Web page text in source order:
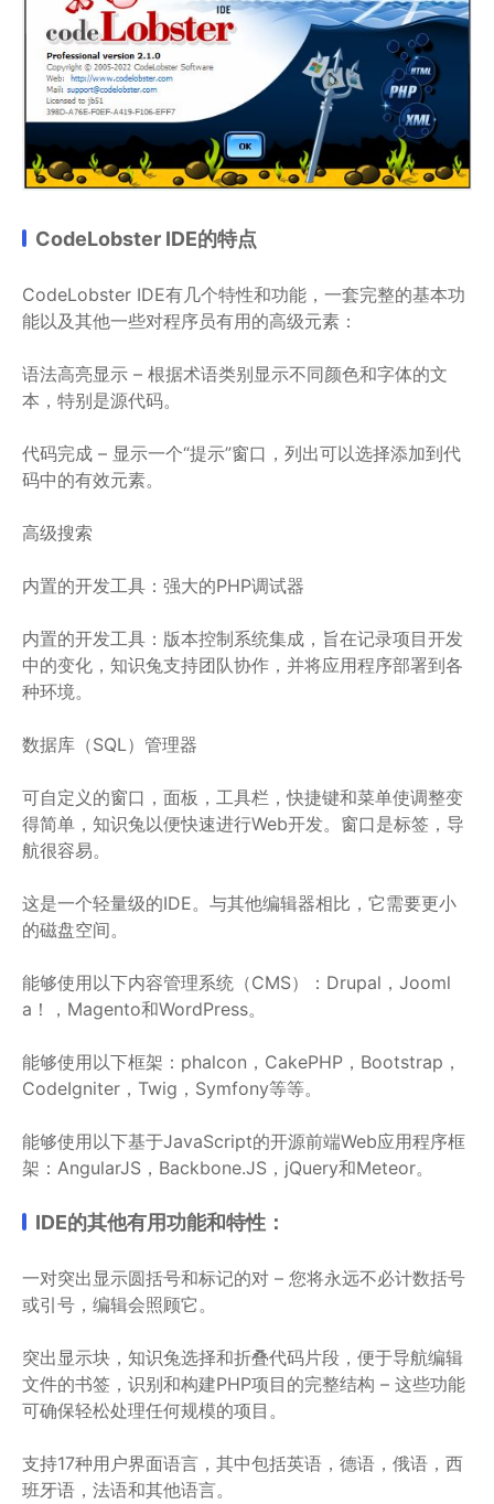
CodeLobster IDE的特点
CodeLobster IDE有几个特性和功能，一套完整的基本功
能以及其他一些对程序员有用的高级元素：
语法高亮显示 – 根据术语类别显示不同颜色和字体的文
本，特别是源代码。
代码完成 – 显示一个“提示”窗口，列出可以选择添加到代
码中的有效元素。
高级搜索
内置的开发工具：强大的PHP调试器
内置的开发工具：版本控制系统集成，旨在记录项目开发
中的变化，知识兔支持团队协作，并将应用程序部署到各
种环境。
数据库（SQL）管理器
可自定义的窗口，面板，工具栏，快捷键和菜单使调整变
得简单，知识兔以便快速进行Web开发。窗口是标签，导
航很容易。
这是一个轻量级的IDE。与其他编辑器相比，它需要更小
的磁盘空间。
能够使用以下内容管理系统（CMS）：Drupal，Jooml
a！，Magento和WordPress。
能够使用以下框架：phalcon，CakePHP，Bootstrap，
CodeIgniter，Twig，Symfony等等。
能够使用以下基于JavaScript的开源前端Web应用程序框
架：AngularJS，Backbone.JS，jQuery和Meteor。
IDE的其他有用功能和特性：
一对突出显示圆括号和标记的对 – 您将永远不必计数括号
或引号，编辑会照顾它。
突出显示块，知识兔选择和折叠代码片段，便于导航编辑
文件的书签，识别和构建PHP项目的完整结构 – 这些功能
可确保轻松处理任何规模的项目。
支持17种用户界面语言，其中包括英语，德语，俄语，西
班牙语，法语和其他语言。